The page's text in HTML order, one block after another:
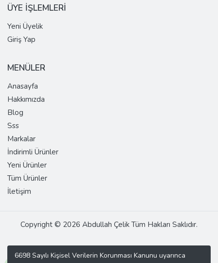
ÜYE İŞLEMLERİ
Yeni Üyelik
Giriş Yap
MENÜLER
Anasayfa
Hakkımızda
Blog
Sss
Markalar
İndirimli Ürünler
Yeni Ürünler
Tüm Ürünler
İletişim
Copyright © 2026 Abdullah Çelik Tüm Hakları Saklıdır.
6698 Sayılı Kişisel Verilerin Korunması Kanunu uyarınca